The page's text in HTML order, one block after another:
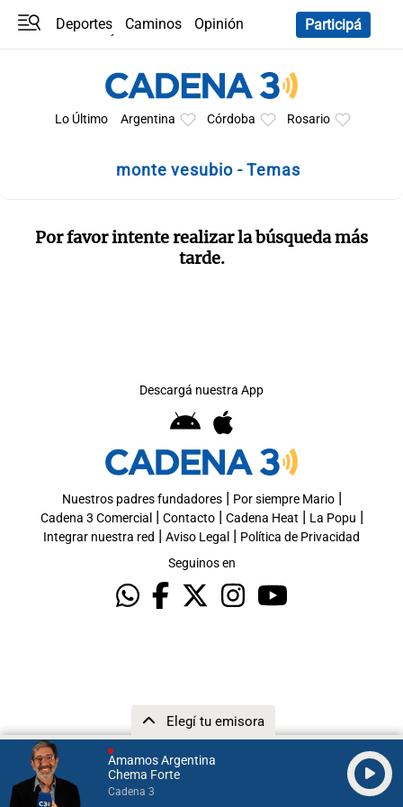
Amamos Argentina
Chema Forte
Cadena 3
Elegí tu emisora
Deportes Caminos
Opinión
Participá
Lo Último Argentina Córdoba Rosario
monte vesubio - Temas
Por favor intente realizar la búsqueda más
tarde.
Descargá nuestra App
Nuestros padres fundadores| Por siempre Mario|
Cadena 3 Comercial | Contacto| Cadena Heat | La Popu |
Integrar nuestra red | Aviso Legal | Política de Privacidad
Seguinos en